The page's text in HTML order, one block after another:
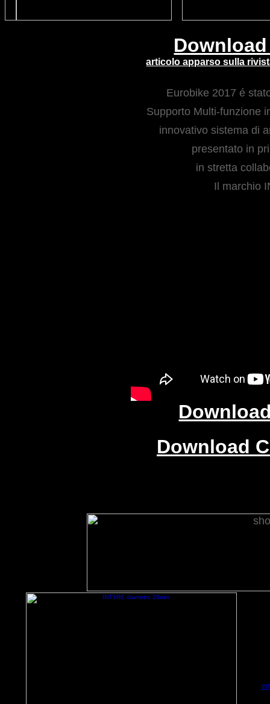
articolo apparso sulla
Eurobike 2017 é
Supporto Multi-funzione
innovativo sistema di
presentato in
in stretta
Il marchio
Download